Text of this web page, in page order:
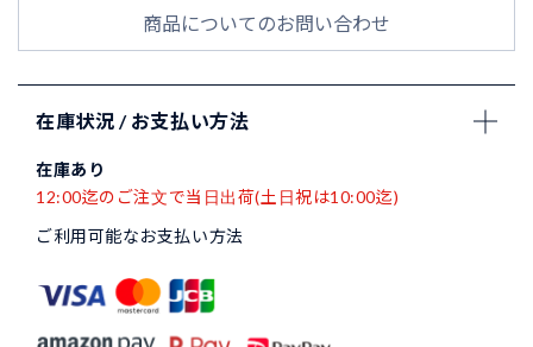
商品についてのお問い合わせ
在庫状況 / お支払い方法
在庫あり
12:00迄のご注文で当日出荷(土日祝は10:00迄)
ご利用可能なお支払い方法